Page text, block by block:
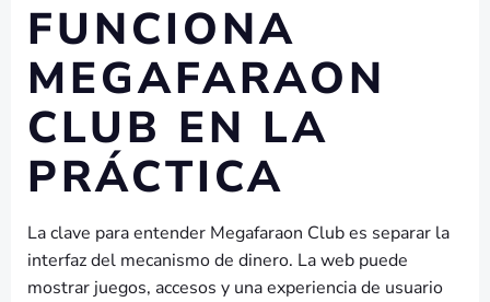
FUNCIONA
MEGAFARAON
CLUB EN LA
PRÁCTICA
La clave para entender Megafaraon Club es separar la
interfaz del mecanismo de dinero. La web puede
mostrar juegos, accesos y una experiencia de usuario